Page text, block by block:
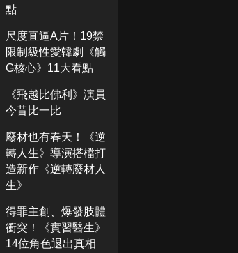
點
尺度直逼A片！19禁
限制級性愛韓劇《觸
G核心》11大看點
《飛越比佛利》演員
今昔比一比
廢材也有春天！《逆
轉人生》導演搭檔打
造新作《逆轉廢材人
生》
得罪主創、爆發肢體
衝突！《實習醫生》
14位角色退出真相